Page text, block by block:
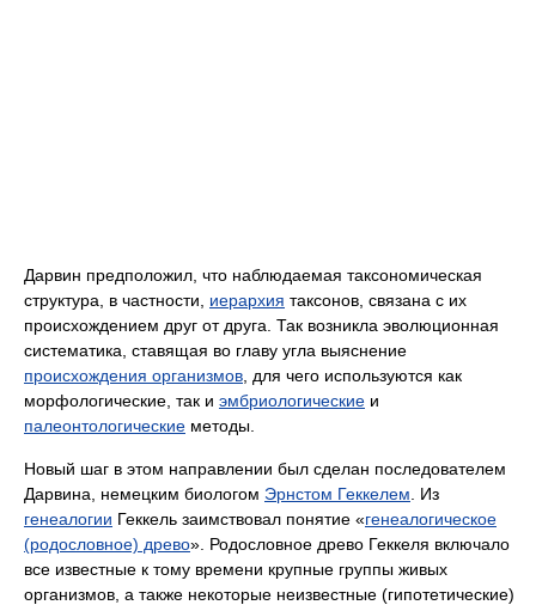
Дарвин предположил, что наблюдаемая таксономическая
структура, в частности, иерархия таксонов, связана с их
происхождением друг от друга. Так возникла эволюционная
систематика, ставящая во главу угла выяснение
происхождения организмов , для чего используются как
морфологические, так и эмбриологические и
палеонтологические методы.
Новый шаг в этом направлении был сделан последователем
Дарвина, немецким биологом Эрнстом Геккелем . Из
генеалогии Геккель заимствовал понятие «генеалогическое
(родословное) древо». Родословное древо Геккеля включало
все известные к тому времени крупные группы живых
организмов, а также некоторые неизвестные (гипотетические)